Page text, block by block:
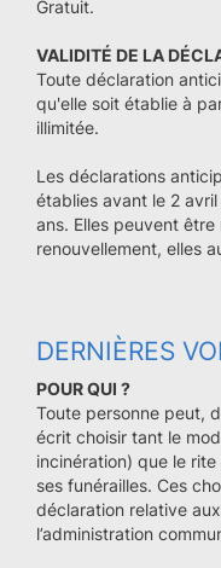
Gratuit.
VALIDITÉ DE LA
Toute déclaration
qu'elle soit établie à
illimitée.
Les déclarations
établies avant le 2
ans. Elles peuvent
renouvellement, elles
DERNIÈRES
POUR QUI ?
Toute personne peut,
écrit choisir tant le
incinération) que le rite
ses funérailles. Ces
déclaration relative
l’administration